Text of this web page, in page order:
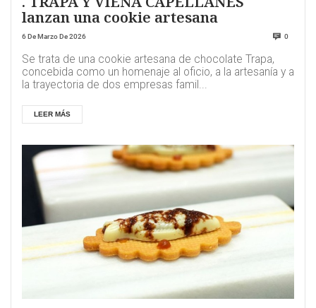
lanzan una cookie artesana
6 De Marzo De 2026 0
Se trata de una cookie artesana de chocolate Trapa,
concebida como un homenaje al oficio, a la artesanía y a
la trayectoria de dos empresas famil...
LEER MÁS